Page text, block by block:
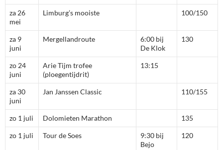
za 26
mei
Limburg’s mooiste 100/150
za 9
juni
Mergellandroute
6:00 bij
De Klok
130
zo 24
juni
Arie Tijm trofee
(ploegentijdrit)
13:15
za 30
juni
Jan Janssen Classic 110/155
zo 1 juli Dolomieten Marathon 135
zo 1 juli Tour de Soes
9:30 bij
Bejo
120